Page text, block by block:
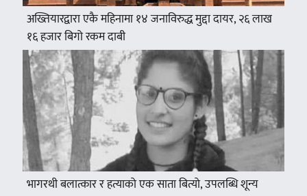
अख्तियारद्वारा एकै महिनामा १४ जनाविरुद्ध मुद्दा दायर, २६ लाख
१६ हजार बिगो रकम दाबी
भागरथी बलात्कार र हत्याको एक साता बित्यो, उपलब्धि शून्य